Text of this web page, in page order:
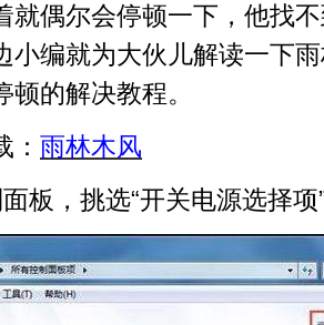
就偶尔会停顿一下，他找
小编就为大伙儿解读一下
顿的解决教程。
雨林木风
板，挑选“开关电源选择项